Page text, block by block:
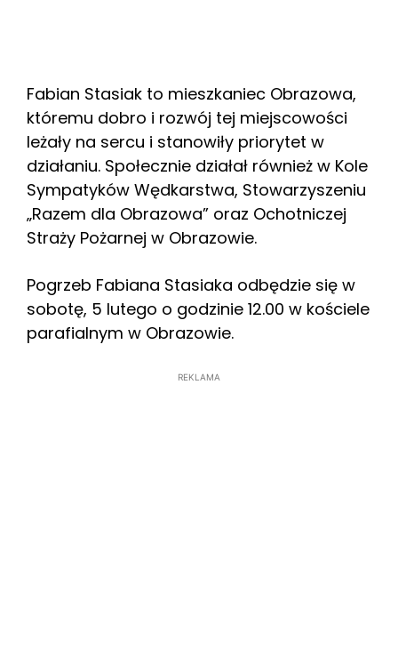
Fabian Stasiak to mieszkaniec Obrazowa,
któremu dobro i rozwój tej miejscowości
leżały na sercu i stanowiły priorytet w
działaniu. Społecznie działał również w Kole
Sympatyków Wędkarstwa, Stowarzyszeniu
„Razem dla Obrazowa” oraz Ochotniczej
Straży Pożarnej w Obrazowie.
Pogrzeb Fabiana Stasiaka odbędzie się w
sobotę, 5 lutego o godzinie 12.00 w kościele
parafialnym w Obrazowie.
REKLAMA